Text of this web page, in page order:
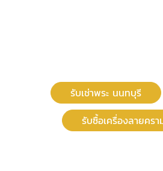
รับเช่าพระ นนทบุรี
รับซื้อเครื่องลายครา